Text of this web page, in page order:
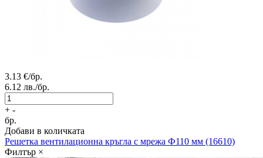
3.13 €/бр.
6.12 лв./бр.
+ -
бр.
Добави в количката
Решетка вентилационна кръгла с мрежа Ф110 мм (16610)
Филтър ×